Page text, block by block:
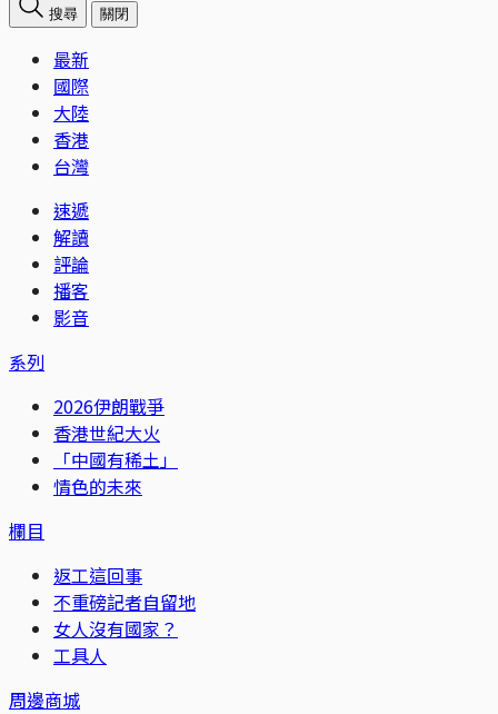
搜尋 關閉
最新
國際
大陸
香港
台灣
速遞
解讀
評論
播客
影音
系列
2026伊朗戰爭
香港世紀大火
「中國有稀土」
情色的未來
欄目
返工這回事
不重磅記者自留地
女人沒有國家？
工具人
周邊商城